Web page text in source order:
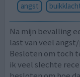
angst
Na mijn bevalling
last van veel
Besloten om toch
ik veel slechte